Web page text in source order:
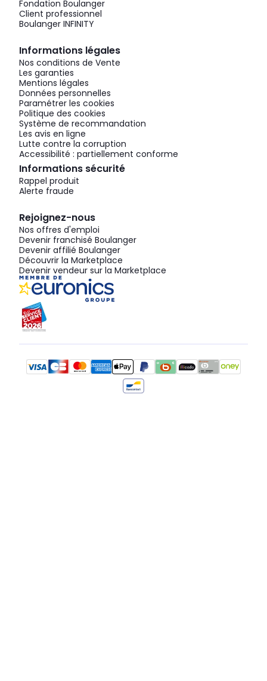
Fondation Boulanger
Client professionnel
Boulanger INFINITY
Informations légales
Nos conditions de Vente
Les garanties
Mentions légales
Données personnelles
Paramétrer les cookies
Politique des cookies
Système de recommandation
Les avis en ligne
Lutte contre la corruption
Accessibilité : partiellement conforme
Informations sécurité
Rappel produit
Alerte fraude
Rejoignez-nous
Nos offres d'emploi
Devenir franchisé Boulanger
Devenir affilié Boulanger
Découvrir la Marketplace
Devenir vendeur sur la Marketplace